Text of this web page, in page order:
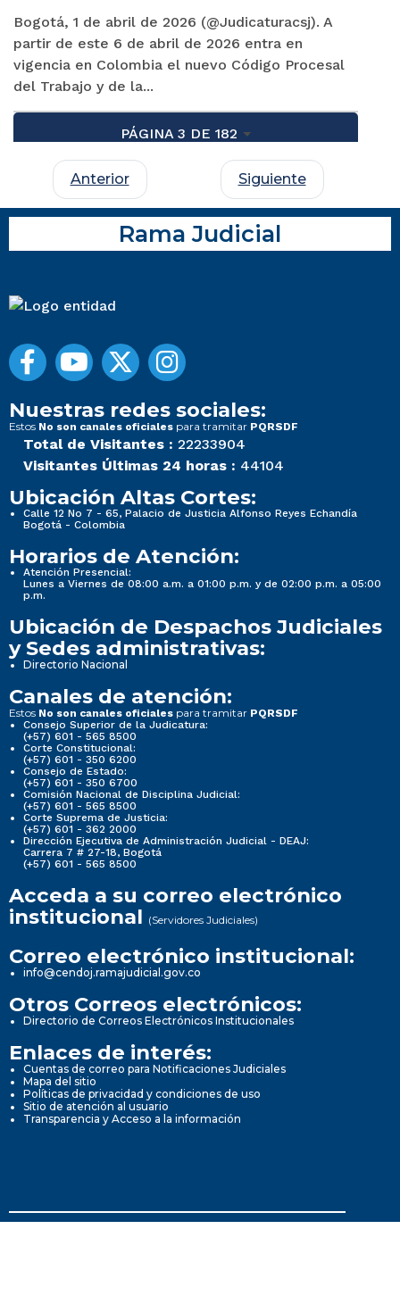
Bogotá, 1 de abril de 2026 (@Judicaturacsj). A
partir de este 6 de abril de 2026 entra en
vigencia en Colombia el nuevo Código Procesal
del Trabajo y de la...
PÁGINA 3 DE 182
Anterior Siguiente
Rama Judicial
Nuestras redes sociales:
Estos No son canales oficiales para tramitar PQRSDF
Total de Visitantes : 22233904
Visitantes Últimas 24 horas : 44104
Ubicación Altas Cortes:
Calle 12 No 7 - 65, Palacio de Justicia Alfonso Reyes Echandía
Bogotá - Colombia
Horarios de Atención:
Atención Presencial:
Lunes a Viernes de 08:00 a.m. a 01:00 p.m. y de 02:00 p.m. a 05:00
p.m.
Ubicación de Despachos Judiciales
y Sedes administrativas:
Directorio Nacional
Canales de atención:
Estos No son canales oficiales para tramitar PQRSDF
Consejo Superior de la Judicatura:
(+57) 601 - 565 8500
Corte Constitucional:
(+57) 601 - 350 6200
Consejo de Estado:
(+57) 601 - 350 6700
Comisión Nacional de Disciplina Judicial:
(+57) 601 - 565 8500
Corte Suprema de Justicia:
(+57) 601 - 362 2000
Dirección Ejecutiva de Administración Judicial - DEAJ:
Carrera 7 # 27-18, Bogotá
(+57) 601 - 565 8500
Acceda a su correo electrónico
institucional (Servidores Judiciales)
Correo electrónico institucional:
info@cendoj.ramajudicial.gov.co
Otros Correos electrónicos:
Directorio de Correos Electrónicos Institucionales
Enlaces de interés:
Cuentas de correo para Notificaciones Judiciales
Mapa del sitio
Políticas de privacidad y condiciones de uso
Sitio de atención al usuario
Transparencia y Acceso a la información